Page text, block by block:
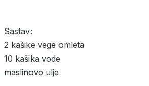
Sastav:
2 kašike vege omleta
10 kašika vode
maslinovo ulje